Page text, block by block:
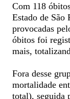
Com 118
Estado de São
provocadas
óbitos foi
mais,
Fora desse
mortalidade
total), seguida